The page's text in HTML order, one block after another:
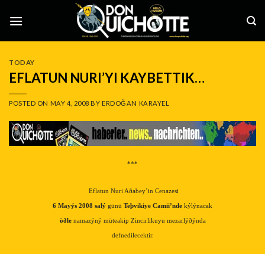
TODAY
EFLATUN NURI’YI KAYBETTIK…
POSTED ON MAY 4, 2008 BYERDOĞAN KARAYEL
***
Eflatun Nuri Aðabey’in Cenazesi
6 Mayýs 2008 salý günü Teþvikiye Camii’nde kýlýnacak
öðle namazýný müteakip Zincirlikuyu mezarlýðýnda
defnedilecektir.